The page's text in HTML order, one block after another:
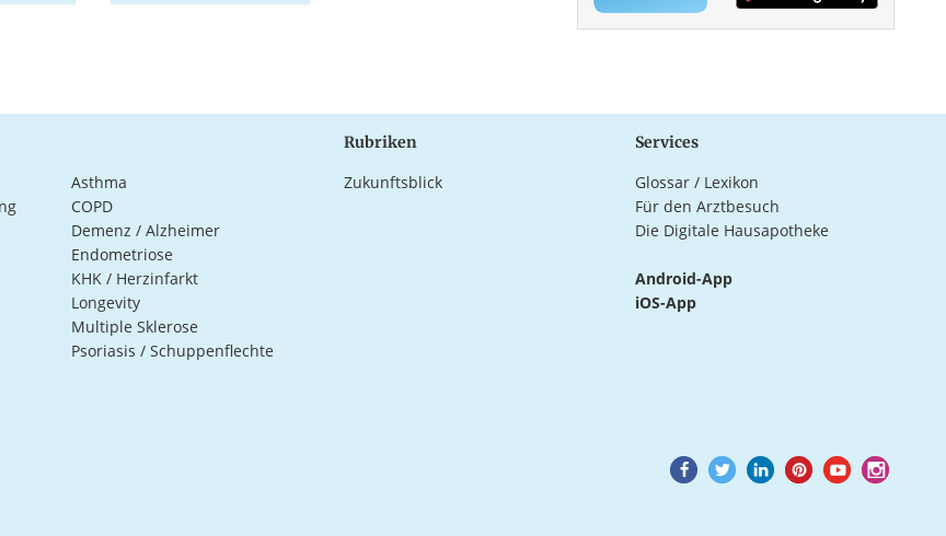
Asthma
COPD
Demenz / Alzheimer
Endometriose
KHK / Herzinfarkt
Longevity
Multiple Sklerose
Psoriasis / Schuppenflechte
Rubriken
Zukunftsblick
Services
Glossar / Lexikon
Für den Arztbesuch
Die Digitale Hausapotheke
Android-App
iOS-App